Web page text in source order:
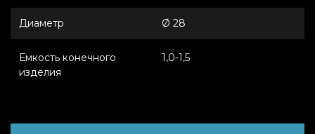
Диаметр Ø 28
Емкость конечного
изделия
1,0-1,5